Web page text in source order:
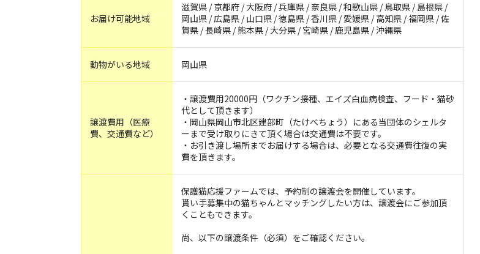
お届け可能地域
滋賀県 / 京都府 / 大阪府 / 兵庫県 / 奈良県 / 和歌山県 / 鳥取県 / 島根県 /
岡山県 / 広島県 / 山口県 / 徳島県 / 香川県 / 愛媛県 / 高知県 / 福岡県 / 佐
賀県 / 長崎県 / 熊本県 / 大分県 / 宮崎県 / 鹿児島県 / 沖縄県
動物がいる地域 岡山県
譲渡費用（医療
費、交通費など）
・譲渡費用20000円（ワクチン接種、エイズ白血病検査、フード・猫砂
代として頂きます）
・岡山県岡山市北区建部町（たけべちょう）にある当団体のシェルタ
ーまで受け取りにきて頂く場合は交通費は不要です。
・お引き渡し場所までお届けする場合は、必要となる交通費往復の実
費を頂きます。
保護猫応援ファームでは、予約制の譲渡会を開催しています。
貰い手募集中の猫ちゃんとマッチングしたい方は、譲渡会にご参加頂
くこともできます。
尚、以下の譲渡条件（必須）をご確認ください。